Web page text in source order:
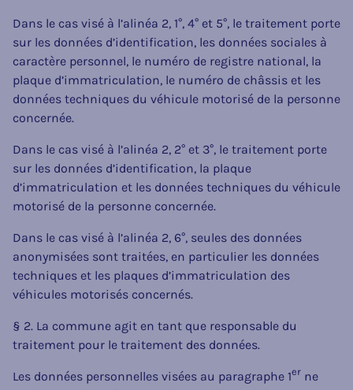
Dans le cas visé à l’alinéa 2, 1°, 4° et 5°, le traitement porte
sur les données d’identification, les données sociales à
caractère personnel, le numéro de registre national, la
plaque d’immatriculation, le numéro de châssis et les
données techniques du véhicule motorisé de la personne
concernée.
Dans le cas visé à l’alinéa 2, 2° et 3°, le traitement porte
sur les données d’identification, la plaque
d’immatriculation et les données techniques du véhicule
motorisé de la personne concernée.
Dans le cas visé à l’alinéa 2, 6°, seules des données
anonymisées sont traitées, en particulier les données
techniques et les plaques d’immatriculation des
véhicules motorisés concernés.
§ 2. La commune agit en tant que responsable du
traitement pour le traitement des données.
Les données personnelles visées au paragraphe 1er ne